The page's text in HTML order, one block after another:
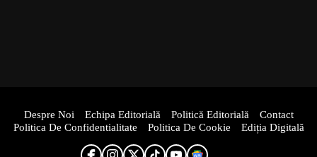
Despre Noi Echipa Editorială Politică Editorială
Contact
Politica De Confidentialitate
Politica De Cookie Ediția Digitală